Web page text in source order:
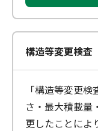
構造等変更検査
「構造等変更
さ・最大積載量
更したことによ